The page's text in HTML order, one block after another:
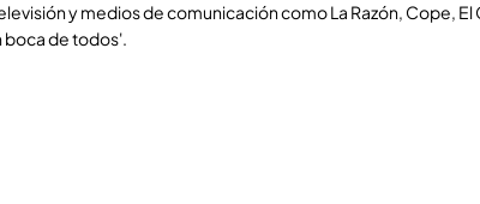
y medios de comunicación como La Razón, Cope, El
boca de todos'.